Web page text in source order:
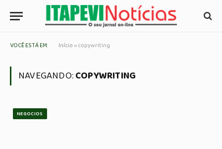
VOCÊ ESTÁ EM: Início »copywriting
NAVEGANDO:COPYWRITING
NEGOCIOS